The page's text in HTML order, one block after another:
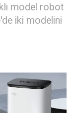
model robot
iki modelini